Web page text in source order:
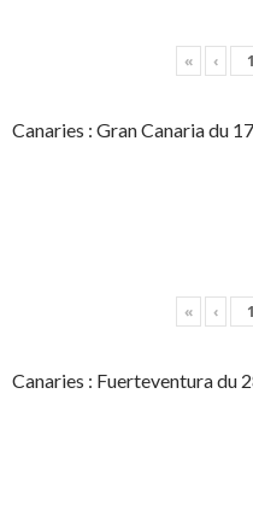
« ‹
Canaries : Gran Canaria du
« ‹
Canaries : Fuerteventura du